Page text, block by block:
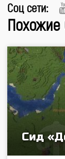
Соц сети:
Сид